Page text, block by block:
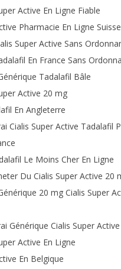
Active En Ligne Fiable
Pharmacie En Ligne Suisse
Super Active Sans
En France Sans
Tadalafil Bâle
Active 20 mg
En Angleterre
Cialis Super Active Tadalafil
Le Moins Cher En Ligne
Du Cialis Super Active 20
20 mg Cialis Super
Générique Cialis Super
Active En Ligne
En Belgique